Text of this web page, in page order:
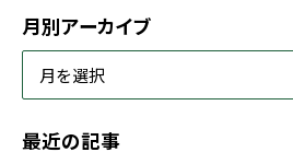
月別アーカイブ
最近の記事